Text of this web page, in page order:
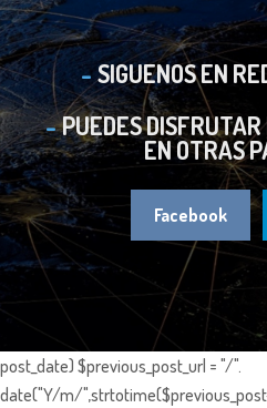
SIGUENOS EN
PUEDES
EN OTRAS
Facebook
post_date) $previous_post_url = "/".
date("Y/m/